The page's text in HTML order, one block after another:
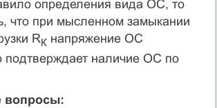
определения вида ОС, то
что при мысленном замыкании
RКнапряжение ОС
подтверждает наличие ОС по
вопросы: